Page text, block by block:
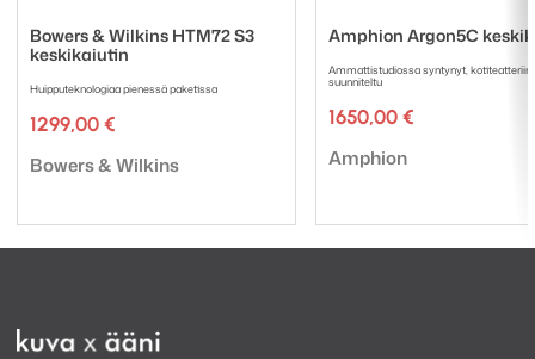
Bowers & Wilkins HTM72 S3
keskikaiutin
Huipputeknologiaa pienessä paketissa
1299,00 €
Tuotemerkki:
Bowers & Wilkins
Amphion Argon5C
Ammattistudiossa syntynyt, kotiteatteriin
suunniteltu
1650,00 €
Tuotemerkki:
Amphion